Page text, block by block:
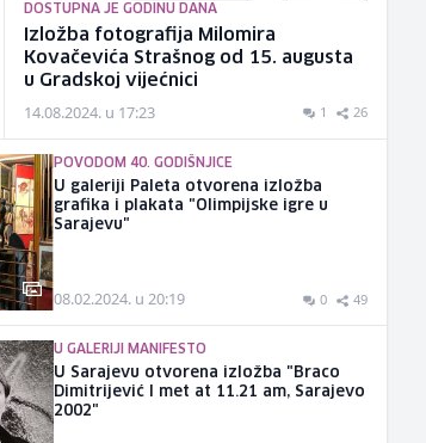
DOSTUPNA JE GODINU DANA
Izložba fotografija Milomira
Kovačevića Strašnog od 15. augusta
u Gradskoj vijećnici
14.08.2024. u 17:23 1 26
POVODOM 40. GODIŠNJICE
U galeriji Paleta otvorena izložba
grafika i plakata "Olimpijske igre u
Sarajevu"
08.02.2024. u 20:19 0 49
U GALERIJI MANIFESTO
U Sarajevu otvorena izložba "Braco
Dimitrijević I met at 11.21 am, Sarajevo
2002"